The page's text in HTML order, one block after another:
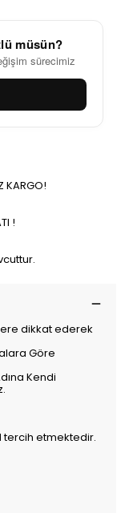
müsün?
sürecimiz
KARGO!
!
dikkat ederek
Göre
Kendi
tercih etmektedir.